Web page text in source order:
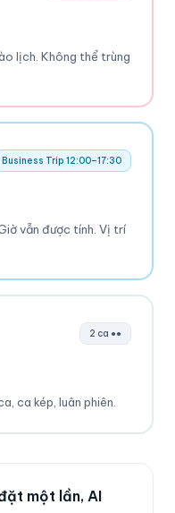
lịch. Không thể trùng
Business Trip 12:00–17:30
vẫn được tính. Vị trí
2 ca ●●
ca kép, luân phiên.
một lần, AI